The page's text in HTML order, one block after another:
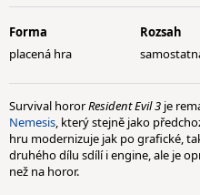
Forma
placená hra
Rozsah
Survival hororResident Evil 3 je
Nemesis, který stejně jako
hru modernizuje jak po grafické,
druhého dílu sdílí i engine, ale je
než na horor.